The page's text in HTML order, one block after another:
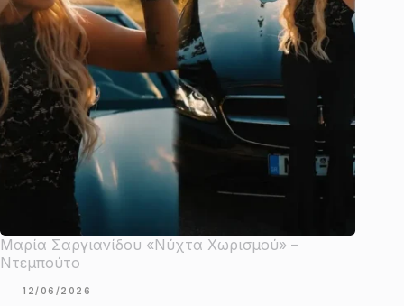
Μαρία Σαργιανίδου «Νύχτα Χωρισμού» –
Ντεμπούτο
12/06/2026